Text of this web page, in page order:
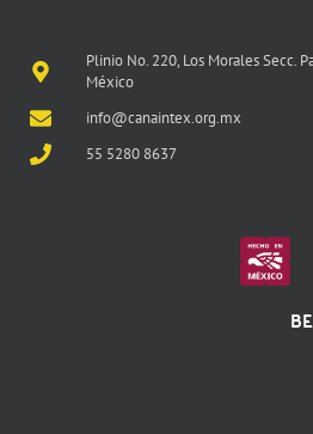
Plinio No. 220, Los Morales Secc.
México
info@canaintex.org.mx
55 5280 8637